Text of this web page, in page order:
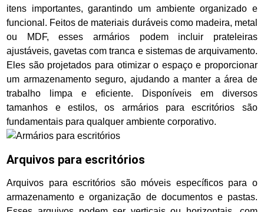
itens importantes, garantindo um ambiente organizado e
funcional. Feitos de materiais duráveis como madeira, metal
ou MDF, esses armários podem incluir prateleiras
ajustáveis, gavetas com tranca e sistemas de arquivamento.
Eles são projetados para otimizar o espaço e proporcionar
um armazenamento seguro, ajudando a manter a área de
trabalho limpa e eficiente. Disponíveis em diversos
tamanhos e estilos, os armários para escritórios são
fundamentais para qualquer ambiente corporativo.
Arquivos para escritórios
Arquivos para escritórios são móveis específicos para o
armazenamento e organização de documentos e pastas.